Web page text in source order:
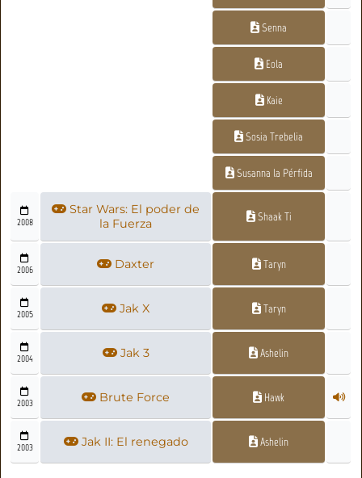
Senna
Eola
Kaie
Sosia Trebelia
Susanna la Pérfida
2008
Star Wars: El poder de
la Fuerza
Shaak Ti
2006 Daxter Taryn
2005 Jak X Taryn
2004 Jak 3 Ashelin
2003 Brute Force Hawk
2003 Jak II: El renegado Ashelin